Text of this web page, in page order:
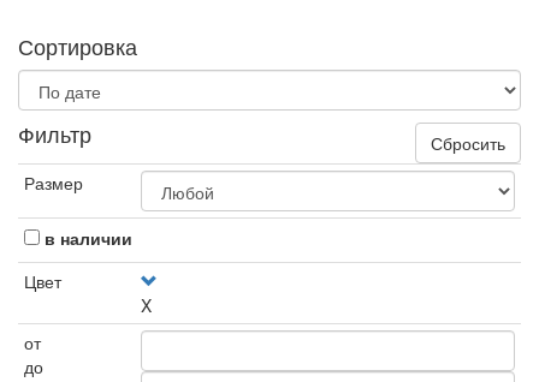
Сортировка
Фильтр
Сбросить
Размер
в наличии
Цвет
X
от
до